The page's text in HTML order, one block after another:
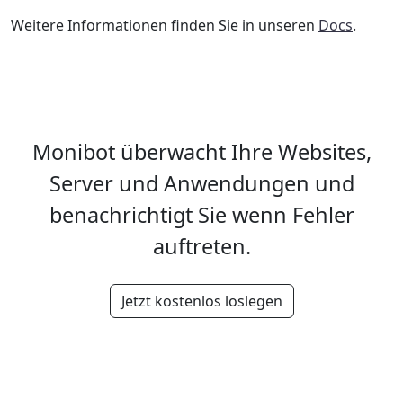
Weitere Informationen finden Sie in unseren Docs.
Monibot überwacht Ihre Websites,
Server und Anwendungen und
benachrichtigt Sie wenn Fehler
auftreten.
Jetzt kostenlos loslegen